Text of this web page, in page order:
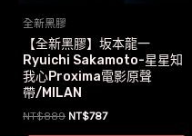
全新黑膠
【全新黑膠】坂本龍一
Ryuichi Sakamoto-星星知
我心Proxima電影原聲
帶/MILAN
NT$889 原
NT$787目